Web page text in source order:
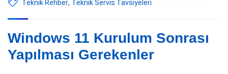
Teknik Rehber, Teknik Servis Tavsiyeleri
Windows 11 Kurulum Sonrası
Yapılması Gerekenler